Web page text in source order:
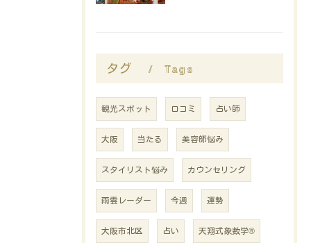
タグ Tags
観光スポット 口コミ 占い師
大阪 当たる 美容師悩み
スタイリスト悩み カウンセリング
雨雲レーダー 今週 運勢
大阪市北区 占い 天翔式象数学®